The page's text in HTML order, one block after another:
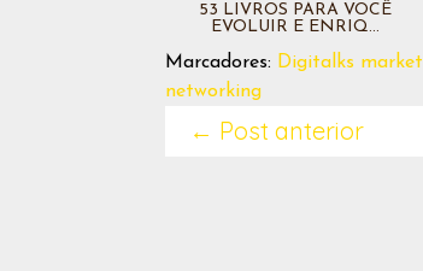
53 LIVROS PARA VOCÊ
EVOLUIR E ENRIQ...
Marcadores: Digitalks
networking
← Post anterior